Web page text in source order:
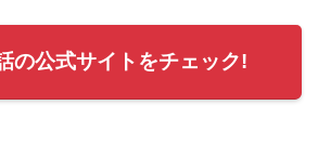
の公式サイトをチェック!